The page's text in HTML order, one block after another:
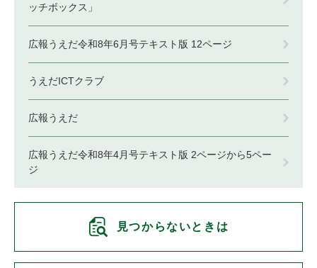
ッチボックス」
広報うえだ令和8年6月号テキスト版 12ページ
うえだICTクラブ
広報うえだ
広報うえだ令和8年4月号テキスト版 2ページから5ペー
ジ
見つからないときは